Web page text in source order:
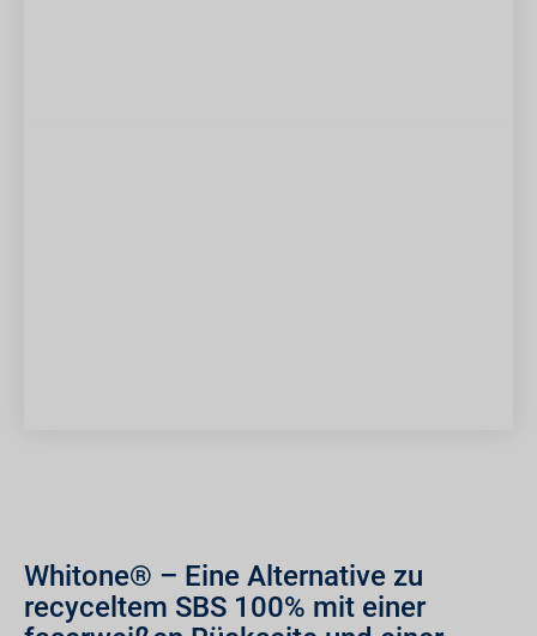
Whitone® – Eine Alternative zu
recyceltem SBS 100% mit einer